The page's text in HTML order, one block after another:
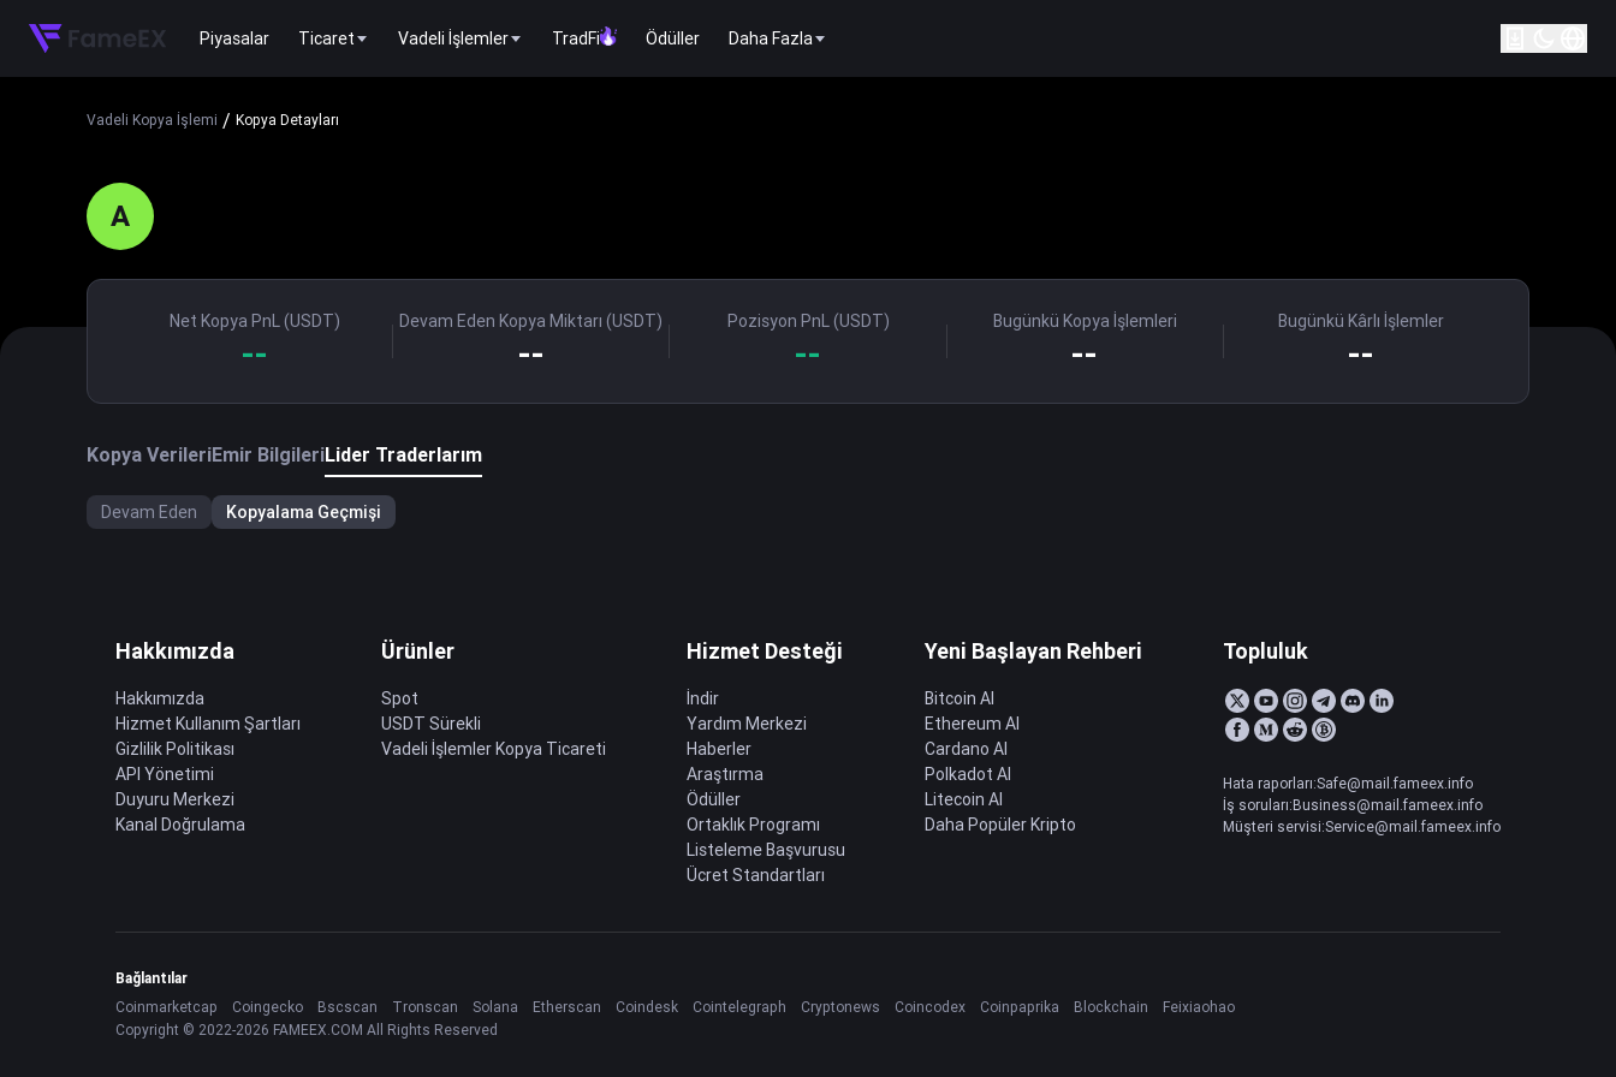
Piyasalar Ticaret Vadeli İşlemler TradFi Ödüller Daha Fazla
Vadeli Kopya İşlemi / Kopya Detayları
A
Net Kopya PnL (USDT)
--
Devam Eden Kopya Miktarı (USDT)
--
Pozisyon PnL (USDT)
--
Bugünkü Kopya İşlemleri
--
Bugünkü Kârlı İşlemler
--
Kopya VerileriEmir BilgileriLider Traderlarım
Devam Eden Kopyalama Geçmişi
Hakkımızda
Hakkımızda
Hizmet Kullanım Şartları
Gizlilik Politikası
API Yönetimi
Duyuru Merkezi
Kanal Doğrulama
Ürünler
Spot
USDT Sürekli
Vadeli İşlemler Kopya Ticareti
Hizmet Desteği
İndir
Yardım Merkezi
Haberler
Araştırma
Ödüller
Ortaklık Programı
Listeleme Başvurusu
Ücret Standartları
Yeni Başlayan Rehberi
Bitcoin Al
Ethereum Al
Cardano Al
Polkadot Al
Litecoin Al
Daha Popüler Kripto
Topluluk
Hata raporları:Safe@mail.fameex.info
İş soruları:Business@mail.fameex.info
Müşteri servisi:Service@mail.fameex.info
Bağlantılar
Coinmarketcap
Coingecko Bscscan Tronscan Solana Etherscan Coindesk Cointelegraph Cryptonews Coincodex Coinpaprika Blockchain
Feixiaohao
Copyright © 2022-2026 FAMEEX.COM All Rights Reserved